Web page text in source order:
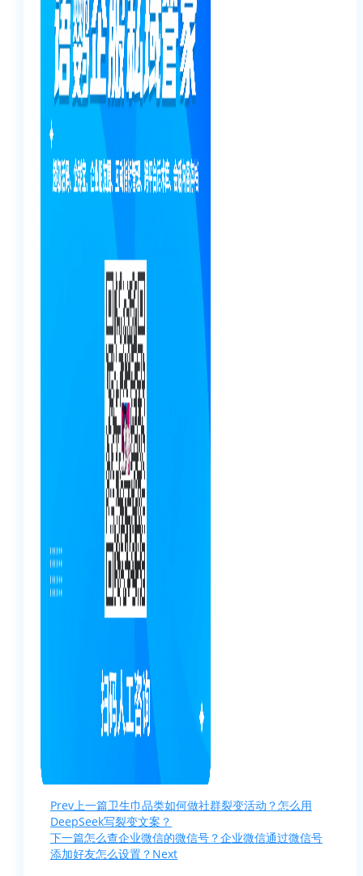
Prev上一篇卫生巾品类如何做社群裂变活动？怎么用
DeepSeek写裂变文案？
下一篇怎么查企业微信的微信号？企业微信通过微信号
添加好友怎么设置？ Next